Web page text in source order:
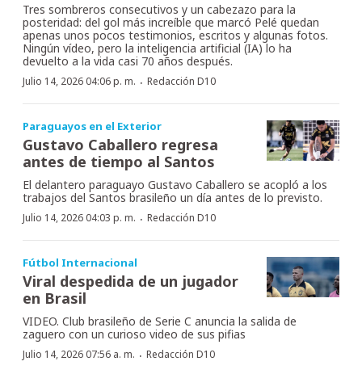
Tres sombreros consecutivos y un cabezazo para la
posteridad: del gol más increíble que marcó Pelé quedan
apenas unos pocos testimonios, escritos y algunas fotos.
Ningún vídeo, pero la inteligencia artificial (IA) lo ha
devuelto a la vida casi 70 años después.
Julio 14, 2026 04:06 p. m. · Redacción D10
Paraguayos en el Exterior
Gustavo Caballero regresa
antes de tiempo al Santos
El delantero paraguayo Gustavo Caballero se acopló a los
trabajos del Santos brasileño un día antes de lo previsto.
Julio 14, 2026 04:03 p. m. · Redacción D10
Fútbol Internacional
Viral despedida de un jugador
en Brasil
VIDEO. Club brasileño de Serie C anuncia la salida de
zaguero con un curioso video de sus pifias
Julio 14, 2026 07:56 a. m. · Redacción D10